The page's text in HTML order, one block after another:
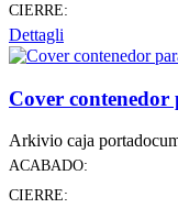
CIERRE:
Dettagli
Cover contenedor
Arkivio caja
ACABADO:
CIERRE: